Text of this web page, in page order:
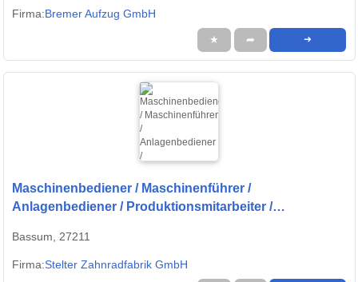
Firma:Bremer Aufzug GmbH
★ ➦ ➜
Maschinenbediener / Maschinenführer /
Anlagenbediener / Produktionsmitarbeiter /
Quereinsteiger willkommen
Bassum, 27211
Firma:Stelter Zahnradfabrik GmbH